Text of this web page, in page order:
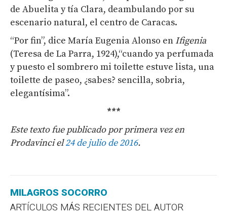
de Abuelita y tía Clara, deambulando por su
escenario natural, el centro de Caracas.
“Por fin”, dice María Eugenia Alonso en Ifigenia
(Teresa de La Parra, 1924),“cuando ya perfumada
y puesto el sombrero mi toilette estuve lista, una
toilette de paseo, ¿sabes? sencilla, sobria,
elegantísima”.
***
Este texto fue publicado por primera vez en
Prodavinci el24 de julio de 2016.
MILAGROS SOCORRO
ARTÍCULOS MÁS RECIENTES DEL AUTOR